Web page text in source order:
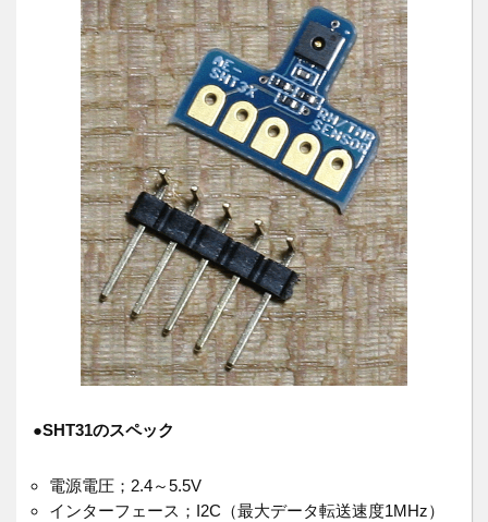
●SHT31のスペック
電源電圧；2.4～5.5V
インターフェース；I2C（最大データ転送速度1MHz）